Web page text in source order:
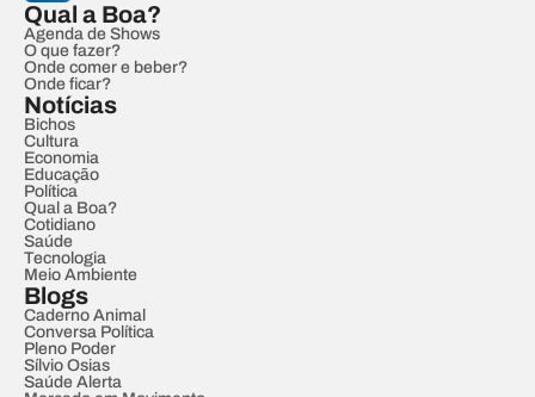
Qual a Boa?
Agenda de Shows
O que fazer?
Onde comer e beber?
Onde ficar?
Notícias
Bichos
Cultura
Economia
Educação
Política
Qual a Boa?
Cotidiano
Saúde
Tecnologia
Meio Ambiente
Blogs
Caderno Animal
Conversa Política
Pleno Poder
Sílvio Osias
Saúde Alerta